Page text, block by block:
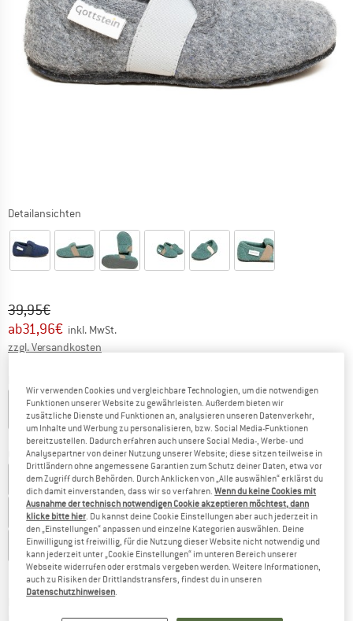
Detailansichten
Ursprünglicher Preis :
39,95€
Preis:
ab31,96€ inkl. MwSt.
zzgl. Versandkosten
20%
Größe wählen:
EU22 EU23 EU24 EU25 EU26 EU27
EU28 EU29 EU30 EU31 EU32 EU33
EU34 EU35
Größentabelle
Der Link öffnet sich in einer Infobox und
Wir verwenden Cookies und vergleichbare Technologien, um die notwendigen
Funktionen unserer Website zu gewährleisten. Außerdem bieten wir
zusätzliche Dienste und Funktionen an, analysieren unseren Datenverkehr,
um Inhalte und Werbung zu personalisieren, bzw. Social Media-Funktionen
bereitzustellen. Dadurch erfahren auch unsere Social Media-, Werbe- und
Analysepartner von deiner Nutzung unserer Website; diese sitzen teilweise in
Drittländern ohne angemessene Garantien zum Schutz deiner Daten, etwa vor
dem Zugriff durch Behörden. Durch Anklicken von „Alle auswählen“ erklärst du
dich damit einverstanden, dass wir so verfahren.Wenn du keine Cookies mit
Ausnahme der technisch notwendigen Cookie akzeptieren möchtest, dann
klicke bitte hier. Du kannst deine Cookie Einstellungen aber auch jederzeit in
den „Einstellungen“ anpassen und einzelne Kategorien auswählen. Deine
Einwilligung ist freiwillig, für die Nutzung dieser Website nicht notwendig und
kann jederzeit unter „Cookie Einstellungen“ im unteren Bereich unserer
Webseite widerrufen oder erstmals vergeben werden. Weitere Informationen,
auch zu Risiken der Drittlandstransfers, findest du in unseren
Datenschutzhinweisen.